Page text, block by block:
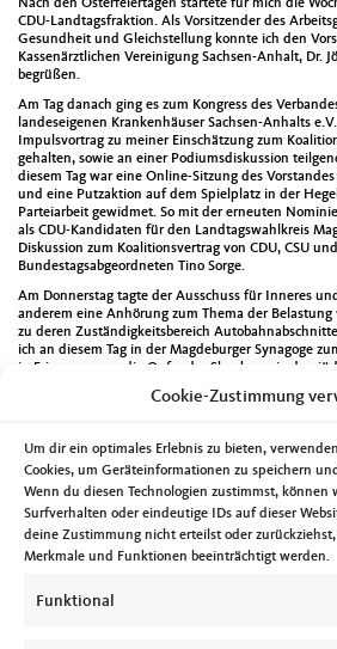
Cookie-Zustimmung
Um dir ein optimales Erlebnis zu bieten,
Cookies, um Geräteinformationen zu speichern
Wenn du diesen Technologien zustimmst, können
Surfverhalten oder eindeutige IDs auf dieser
deine Zustimmung nicht erteilst oder
Merkmale und Funktionen beeinträchtigt werden.
Funktional
Nach den Osterfeiertagen startete für mich die
CDU-Landtagsfraktion. Als Vorsitzender des
Gesundheit und Gleichstellung konnte ich den
Kassenärztlichen Vereinigung Sachsen-Anhalt, Dr.
begrüßen.
Am Tag danach ging es zum Kongress des
landeseigenen Krankenhäuser Sachsen-Anhalts
Impulsvortrag zu meiner Einschätzung zum
gehalten, sowie an einer Podiumsdiskussion
diesem Tag war eine Online-Sitzung des
und eine Putzaktion auf dem Spielplatz in der
Parteiarbeit gewidmet. So mit der erneuten
als CDU-Kandidaten für den Landtagswahlkreis
Diskussion zum Koalitionsvertrag von CDU, CSU
Bundestagsabgeordneten Tino Sorge.
Am Donnerstag tagte der Ausschuss für Inneres
anderem eine Anhörung zum Thema der
zu deren Zuständigkeitsbereich
ich an diesem Tag in der Magdeburger Synagoge
in Erinnerung an die Opfer der Shoah sowie den
NS-Diktatur, besucht. Es gab auch eine
Selbsthilfegruppe Pflegender Angehöriger im
Gesellschaft statt.
Der Freitag begann mit einem Onlineaustausch mit
Landesarbeitsgemeinschaft der Freiwilligen
Anschließend war ich Teil der Jury zur Ermittlung
Jugendkunstwettbewerbs „Bunt statt blau“ der
die Gefahren des Alkoholkonsums aufmerksam
Coswig zu einer Veranstaltung zum Thema
Jugendfeuerwehren Magdeburg. Außerdem